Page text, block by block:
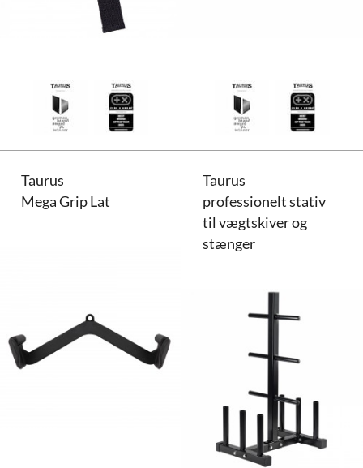
Taurus
Mega Grip Lat
Taurus Mega Grip Lat
Taurus
professionelt stativ
til vægtskiver og
stænger